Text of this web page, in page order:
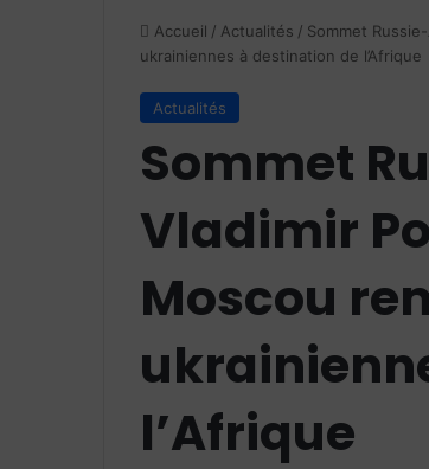
Accueil / Actualités / Sommet
ukrainiennes à destination de l’Afrique
Actualités
Sommet
Vladimir
Moscou
l’Afrique